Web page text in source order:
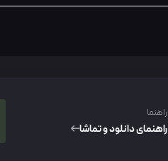
راهنما
راهنمای دانلود و تماشا